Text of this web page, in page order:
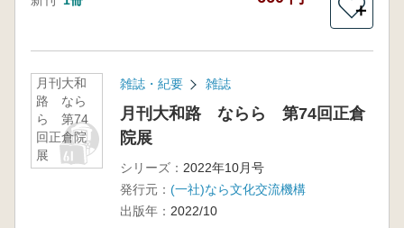
＋
月刊大和
路 なら
ら 第74
回正倉院
展
雑誌・紀要 雑誌
月刊大和路 ならら 第74回正倉
院展
シリーズ： 2022年10月号
発行元： (一社)なら文化交流機構
出版年： 2022/10